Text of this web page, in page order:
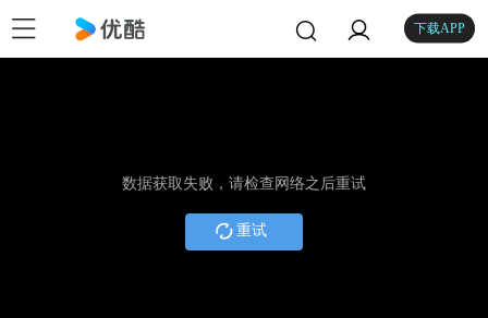
下载APP
数据获取失败，请检查网络之后重试
重试